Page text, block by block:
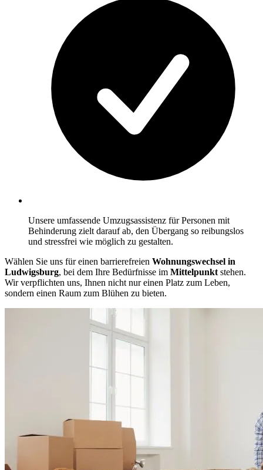
Unsere umfassende Umzugsassistenz für Personen mit
Behinderung zielt darauf ab, den Übergang so reibungslos
und stressfrei wie möglich zu gestalten.
Wählen Sie uns für einen barrierefreien Wohnungswechsel in
Ludwigsburg, bei dem Ihre Bedürfnisse im Mittelpunkt stehen.
Wir verpflichten uns, Ihnen nicht nur einen Platz zum Leben,
sondern einen Raum zum Blühen zu bieten.